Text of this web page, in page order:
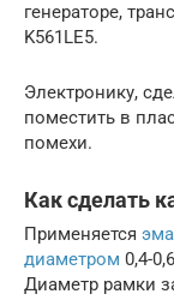
генераторе,
K561LE5.
Электронику,
поместить в
помехи.
Как сделать
Применяется
диаметром 0,4-
Диаметр рамки